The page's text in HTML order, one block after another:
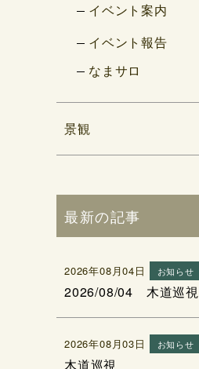
イベント案内
イベント報告
なまサロ
景観
最新の記事
2026年08月04日 お知らせ
2026/08/04 木道巡視
2026年08月03日 お知らせ
木道巡視